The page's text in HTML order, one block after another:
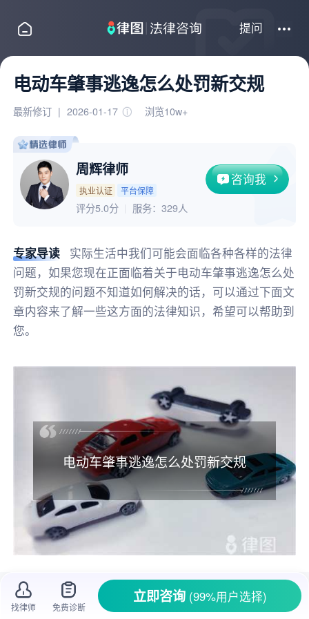
提问
电动车肇事逃逸怎么处罚新交规
最新修订 | 2026-01-17 浏览10w+
周辉律师
执业认证 平台保障
咨询我
评分5.0分 服务： 329人
专家导读
实际生活中我们可能会面临各种各样的法律
问题，如果您现在正面临着关于电动车肇事逃逸怎么处
罚新交规的问题不知道如何解决的话，可以通过下面文
章内容来了解一些这方面的法律知识，希望可以帮助到
您。
电动车肇事逃逸怎么处罚新交规
《道路交通管理条例》和《道路交通事故处
理办法》第五条规定的中的吊扣机动车 驾驶证。
找律师 免费诊断
立即咨询 (99%用户选择)